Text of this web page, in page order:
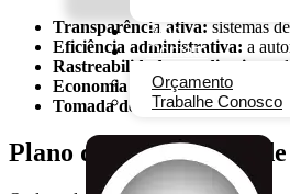
Blog
Contato
Orçamento
Trabalhe Conosco
Transparência ativa: sistemas
Eficiência administrativa: a
Rastreabilidade e auditoria:
Economia de recursos:a
Tomada de decisão mais ágil:
Plano de classificação